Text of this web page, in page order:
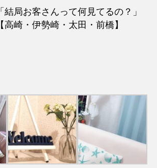
「結局お客さんって何見てるの？」
【高崎・伊勢崎・太田・前橋】